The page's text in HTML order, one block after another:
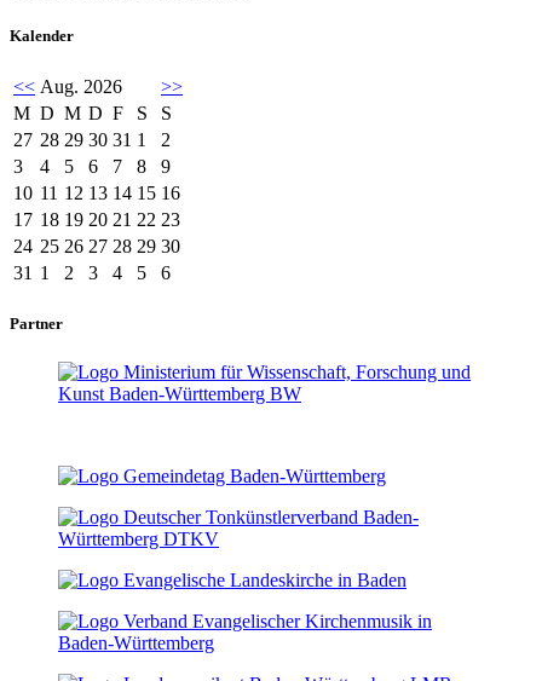
Kalender
<< Aug. 2026
>>
M D M D F S
S
27 28 29 30 31 1
2
3
4 5 6 7 8
9
10 11 12 13 14 15 16
17 18 19 20 21 22 23
24 25 26 27 28 29 30
31 1 2 3 4 5 6
Partner